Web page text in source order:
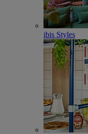
ibis Styles